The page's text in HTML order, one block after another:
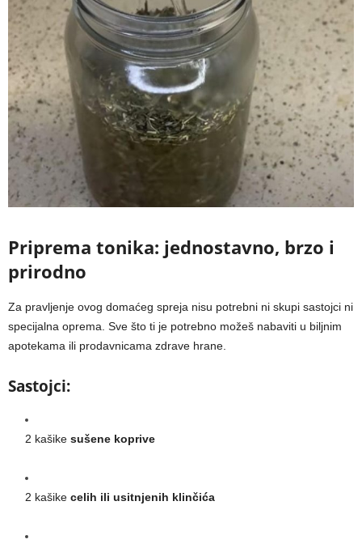
Priprema tonika: jednostavno, brzo i
prirodno
Za pravljenje ovog domaćeg spreja nisu potrebni ni skupi sastojci ni
specijalna oprema. Sve što ti je potrebno možeš nabaviti u biljnim
apotekama ili prodavnicama zdrave hrane.
Sastojci:
2 kašike sušene koprive
2 kašike celih ili usitnjenih klinčića